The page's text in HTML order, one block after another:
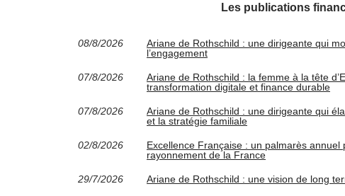
Les publications
08/8/2026
Ariane de Rothschild : une dirigeante qui
l’engagement
07/8/2026
Ariane de Rothschild : la femme à la tête
transformation digitale et finance durable
07/8/2026
Ariane de Rothschild : une dirigeante qui
et la stratégie familiale
02/8/2026
Excellence Française : un palmarès
rayonnement de la France
29/7/2026 Ariane de Rothschild : une vision de long